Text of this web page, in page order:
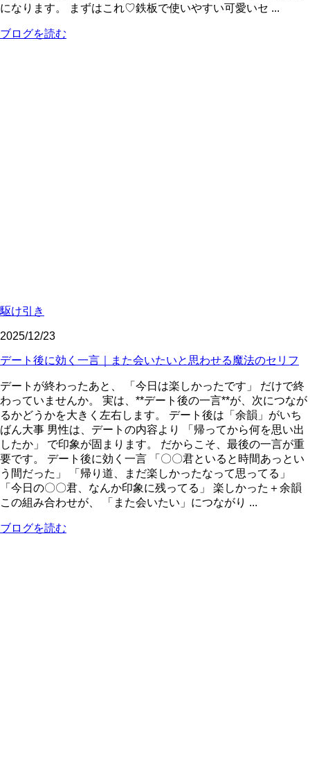
になります。 まずはこれ♡鉄板で使いやすい可愛いセ ...
ブログを読む
駆け引き
2025/12/23
デート後に効く一言｜また会いたいと思わせる魔法のセリフ
デートが終わったあと、 「今日は楽しかったです」 だけで終
わっていませんか。 実は、**デート後の一言**が、次につなが
るかどうかを大きく左右します。 デート後は「余韻」がいち
ばん大事 男性は、デートの内容より 「帰ってから何を思い出
したか」 で印象が固まります。 だからこそ、最後の一言が重
要です。 デート後に効く一言 「〇〇君といると時間あっとい
う間だった」 「帰り道、まだ楽しかったなって思ってる」
「今日の〇〇君、なんか印象に残ってる」 楽しかった＋余韻
この組み合わせが、 「また会いたい」につながり ...
ブログを読む